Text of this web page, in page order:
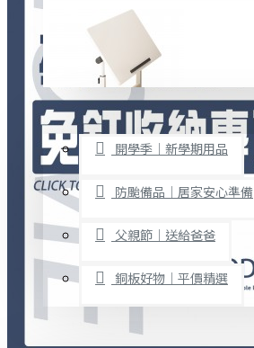
烘焙用具
隨身餐具
查看更多
文具禮品
事務用品
桌子/椅子
置物架/收納櫃
其他
免打孔收納專區
限時促銷
開學季｜新學期用品
防颱備品｜居家安心準備
父親節｜送給爸爸
銅板好物｜平價精選